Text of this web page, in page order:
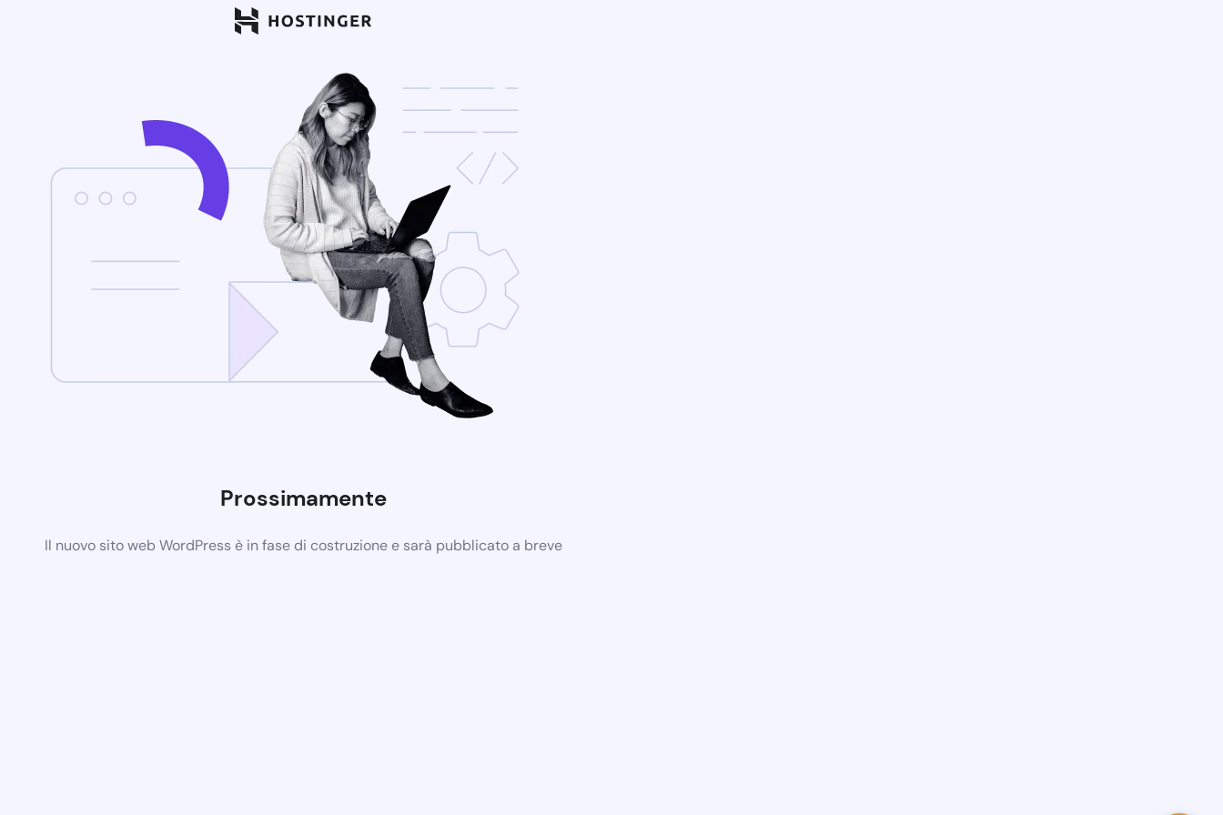
Prossimamente
Il nuovo sito web WordPress è in fase di costruzione e sarà pubblicato a breve